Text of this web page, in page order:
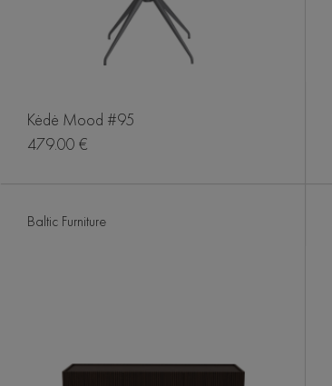
Kėdė Mood #95
479.00 €
Baltic Furniture